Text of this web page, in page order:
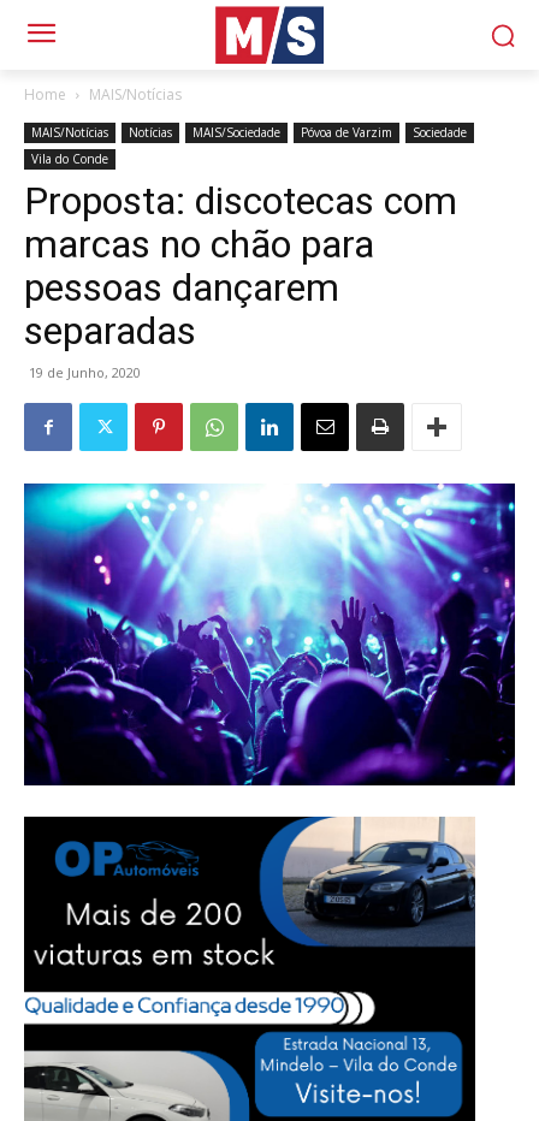
Home MAIS/Notícias
MAIS/Notícias Notícias MAIS/Sociedade Póvoa de Varzim
Sociedade
Vila do Conde
Proposta: discotecas com
marcas no chão para
pessoas dançarem
separadas
19 de Junho, 2020